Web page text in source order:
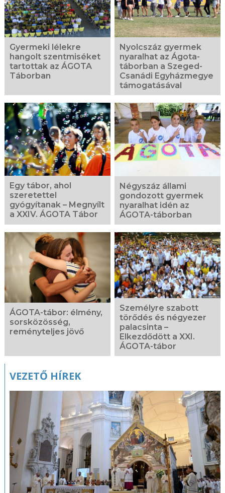
Gyermeki lélekre
hangolt szentmiséket
tartottak az ÁGOTA
Táborban
Nyolcszáz gyermek
nyaralhat az Ágota-
táborban a Szeged-
Csanádi Egyházmegye
támogatásával
Egy tábor, ahol
szeretettel
gyógyítanak – Megnyílt
a XXIV. ÁGOTA Tábor
Négyszáz állami
gondozott gyermek
nyaralhat idén az
ÁGOTA-táborban
ÁGOTA-tábor: élmény,
sorsközösség,
reményteljes jövő
Személyre szabott
törődés és négyezer
palacsinta –
Elkezdődött a XXI.
ÁGOTA-tábor
VEZETŐ HÍREK